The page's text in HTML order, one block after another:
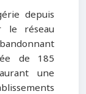
depuis
le réseau
de 185
une